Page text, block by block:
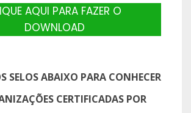
AQUI PARA FAZER O
DOWNLOAD
SELOS ABAIXO PARA CONHECER
CERTIFICADAS POR